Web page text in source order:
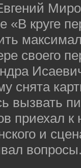
«В круге
своего
снята
вызвать
приехал к
и